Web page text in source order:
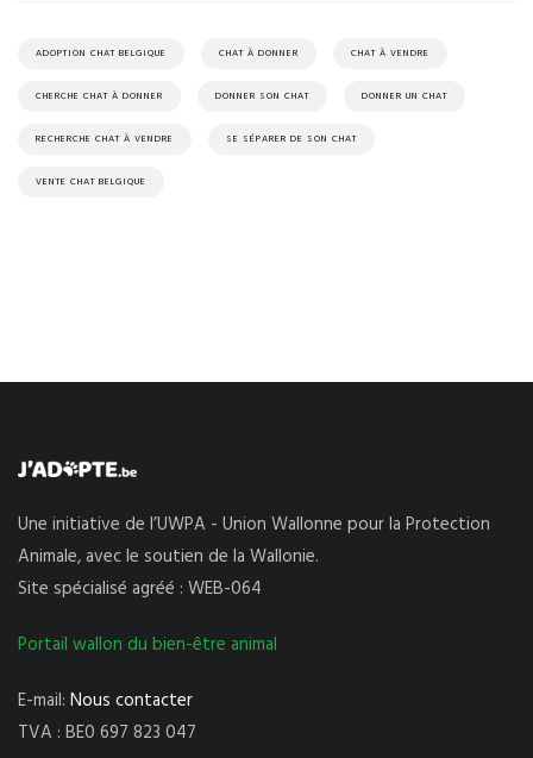
ADOPTION CHAT BELGIQUE CHAT À DONNER CHAT À VENDRE
CHERCHE CHAT À DONNER DONNER SON CHAT DONNER UN CHAT
RECHERCHE CHAT À VENDRE SE SÉPARER DE SON CHAT
VENTE CHAT BELGIQUE
Une initiative de l’UWPA - Union Wallonne pour la Protection
Animale, avec le soutien de la Wallonie.
Site spécialisé agréé : WEB-064
Portail wallon du bien-être animal
E-mail: Nous contacter
TVA : BE0 697 823 047